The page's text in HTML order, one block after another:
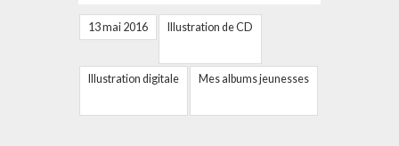
13 mai 2016 Illustration de CD
Illustration digitale Mes albums jeunesses